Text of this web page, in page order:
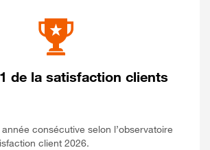
de la satisfaction clients
consécutive selon l’observatoire
client 2026.